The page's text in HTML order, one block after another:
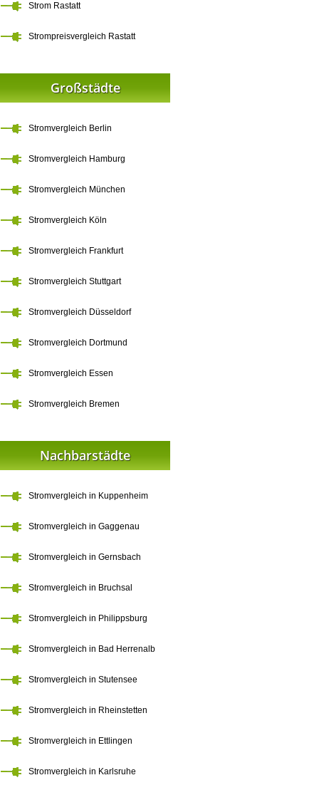
Strom Rastatt
Strompreisvergleich Rastatt
Großstädte
Stromvergleich Berlin
Stromvergleich Hamburg
Stromvergleich München
Stromvergleich Köln
Stromvergleich Frankfurt
Stromvergleich Stuttgart
Stromvergleich Düsseldorf
Stromvergleich Dortmund
Stromvergleich Essen
Stromvergleich Bremen
Nachbarstädte
Stromvergleich in Kuppenheim
Stromvergleich in Gaggenau
Stromvergleich in Gernsbach
Stromvergleich in Bruchsal
Stromvergleich in Philippsburg
Stromvergleich in Bad Herrenalb
Stromvergleich in Stutensee
Stromvergleich in Rheinstetten
Stromvergleich in Ettlingen
Stromvergleich in Karlsruhe